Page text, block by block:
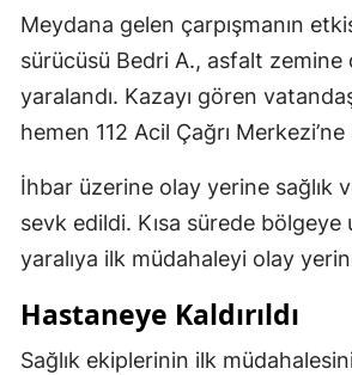
Meydana gelen çarpışmanın
sürücüsü Bedri A., asfalt zemine
yaralandı. Kazayı gören
hemen 112 Acil Çağrı
İhbar üzerine olay yerine sağlık
sevk edildi. Kısa sürede bölgeye
yaralıya ilk müdahaleyi olay
Hastaneye Kaldırıldı
Sağlık ekiplerinin ilk